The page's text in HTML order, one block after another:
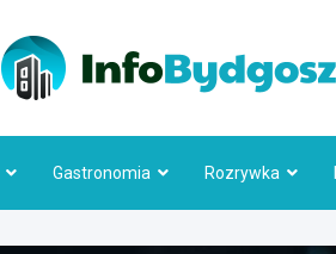
Gastronomia Rozrywka